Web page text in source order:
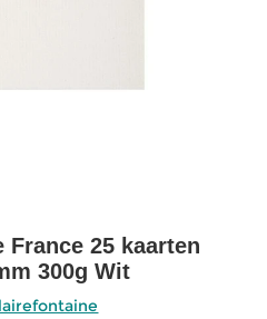
France 25 kaarten
300g Wit